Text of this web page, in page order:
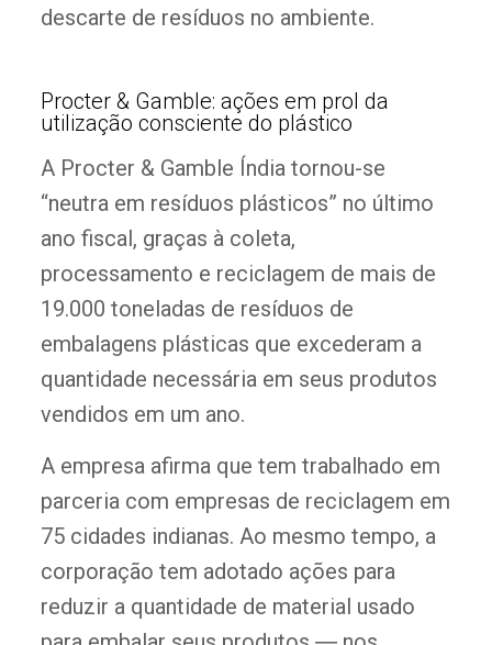
descarte de resíduos no ambiente.
Procter & Gamble: ações em prol da
utilização consciente do plástico
A Procter & Gamble Índia tornou-se
“neutra em resíduos plásticos” no último
ano fiscal, graças à coleta,
processamento e reciclagem de mais de
19.000 toneladas de resíduos de
embalagens plásticas que excederam a
quantidade necessária em seus produtos
vendidos em um ano.
A empresa afirma que tem trabalhado em
parceria com empresas de reciclagem em
75 cidades indianas. Ao mesmo tempo, a
corporação tem adotado ações para
reduzir a quantidade de material usado